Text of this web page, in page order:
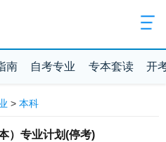
南 自考专业 专本套读 开
> 本科
）专业计划(停考)